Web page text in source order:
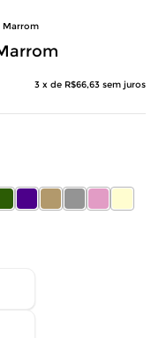
Marrom
3 x de R$66,63 sem juros